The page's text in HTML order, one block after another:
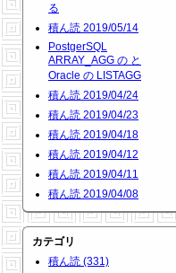
る
積ん読 2019/05/14
PostgerSQL
ARRAY_AGG の と
Oracle の LISTAGG
積ん読 2019/04/24
積ん読 2019/04/23
積ん読 2019/04/18
積ん読 2019/04/12
積ん読 2019/04/11
積ん読 2019/04/08
カテゴリ
積ん読 (331)